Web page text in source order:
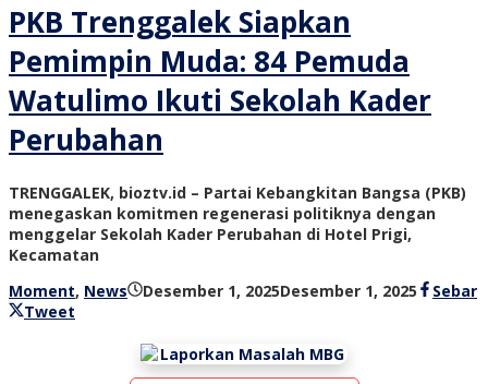
PKB Trenggalek Siapkan
Pemimpin Muda: 84 Pemuda
Watulimo Ikuti Sekolah Kader
Perubahan
TRENGGALEK, bioztv.id – Partai Kebangkitan Bangsa (PKB)
menegaskan komitmen regenerasi politiknya dengan
menggelar Sekolah Kader Perubahan di Hotel Prigi,
Kecamatan
Moment, News Desember 1, 2025Desember 1, 2025 olehSebar
Tweet